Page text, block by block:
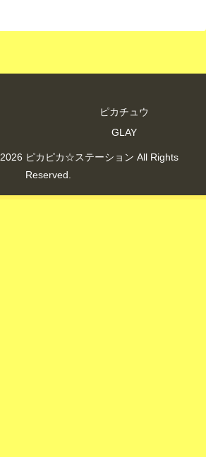
ピカチュウ
GLAY
ピカピカ☆ステーション All Rights
Reserved.